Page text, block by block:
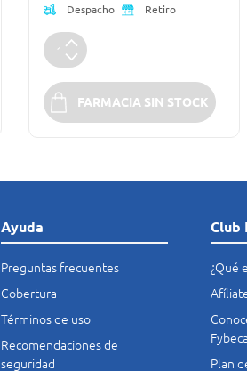
Despacho Retiro
FARMACIA SIN STOCK
Ayuda
Preguntas frecuentes
Cobertura
Términos de uso
Recomendaciones de
seguridad
Club
¿Qué
Fybeca
Plan